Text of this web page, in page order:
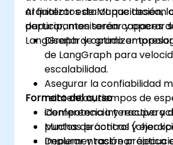
arquitectos de ML que desean
depurar, monitorear y operar
LangGraph de grado
Al finalizar esta capacitación,
participantes serán capaces
Diseñar y optimizar
de LangGraph para
escalabilidad.
Asegurar la confiabilidad
reintentos, tiempos de
idempotencia y
puntos de control
Depurar y rastrear
Formato del curso
Conferencia interactiva y
Muchas prácticas y
Implementación práctica